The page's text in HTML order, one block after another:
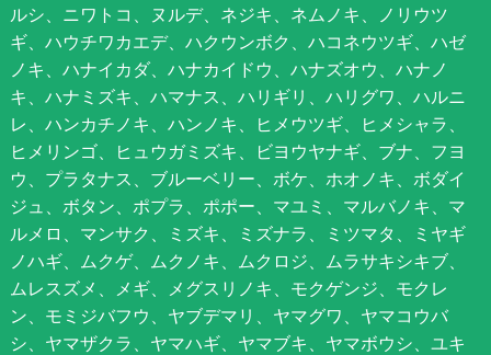
ルシ、ニワトコ、ヌルデ、ネジキ、ネムノキ、ノリウツ
ギ、ハウチワカエデ、ハクウンボク、ハコネウツギ、ハゼ
ノキ、ハナイカダ、ハナカイドウ、ハナズオウ、ハナノ
キ、ハナミズキ、ハマナス、ハリギリ、ハリグワ、ハルニ
レ、ハンカチノキ、ハンノキ、ヒメウツギ、ヒメシャラ、
ヒメリンゴ、ヒュウガミズキ、ビヨウヤナギ、ブナ、フヨ
ウ、プラタナス、ブルーベリー、ボケ、ホオノキ、ボダイ
ジュ、ボタン、ポプラ、ポポー、マユミ、マルバノキ、マ
ルメロ、マンサク、ミズキ、ミズナラ、ミツマタ、ミヤギ
ノハギ、ムクゲ、ムクノキ、ムクロジ、ムラサキシキブ、
ムレスズメ、メギ、メグスリノキ、モクゲンジ、モクレ
ン、モミジバフウ、ヤブデマリ、ヤマグワ、ヤマコウバ
シ、ヤマザクラ、ヤマハギ、ヤマブキ、ヤマボウシ、ユキ